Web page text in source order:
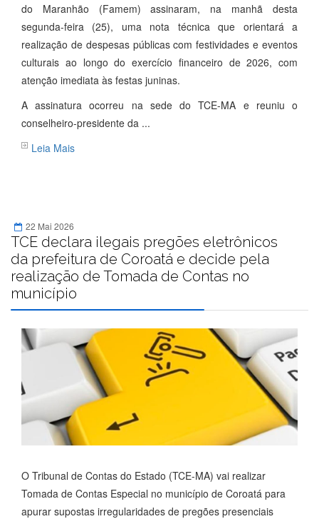
do Maranhão (Famem) assinaram, na manhã desta
segunda-feira (25), uma nota técnica que orientará a
realização de despesas públicas com festividades e eventos
culturais ao longo do exercício financeiro de 2026, com
atenção imediata às festas juninas.
A assinatura ocorreu na sede do TCE-MA e reuniu o
conselheiro-presidente da ...
Leia Mais
22 Mai 2026
TCE declara ilegais pregões eletrônicos
da prefeitura de Coroatá e decide pela
realização de Tomada de Contas no
município
O Tribunal de Contas do Estado (TCE-MA) vai realizar
Tomada de Contas Especial no município de Coroatá para
apurar supostas irregularidades de pregões presenciais